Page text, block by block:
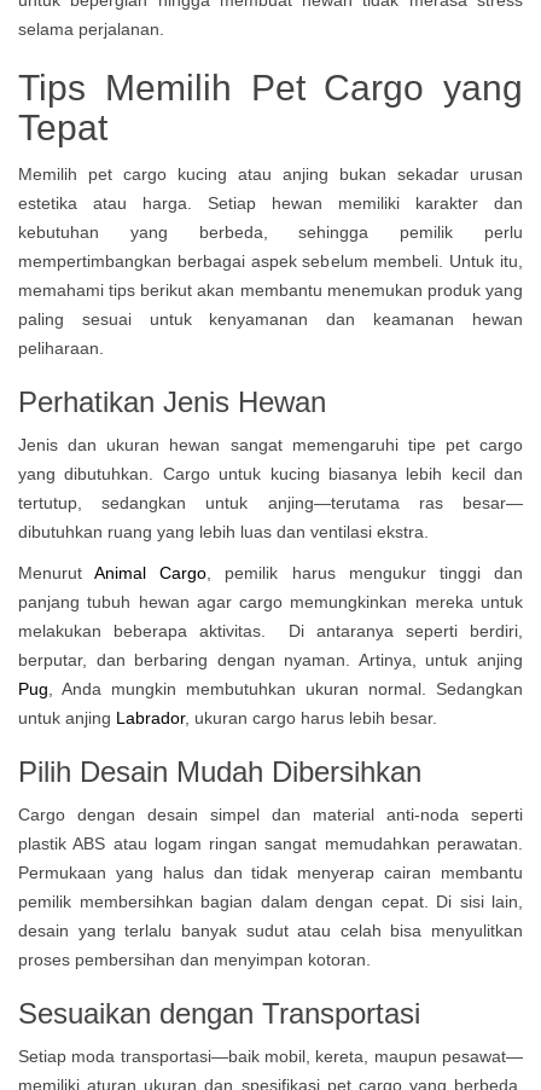
Tips Memilih Pet Cargo yang
Tepat
Memilih pet cargo kucing atau anjing bukan sekadar urusan
estetika atau harga. Setiap hewan memiliki karakter dan
kebutuhan yang berbeda, sehingga pemilik perlu
mempertimbangkan berbagai aspek sebelum membeli. Untuk itu,
memahami tips berikut akan membantu menemukan produk yang
paling sesuai untuk kenyamanan dan keamanan hewan
peliharaan.
Perhatikan Jenis Hewan
Jenis dan ukuran hewan sangat memengaruhi tipe pet cargo
yang dibutuhkan. Cargo untuk kucing biasanya lebih kecil dan
tertutup, sedangkan untuk anjing—terutama ras besar—
dibutuhkan ruang yang lebih luas dan ventilasi ekstra.
Menurut Animal Cargo , pemilik harus mengukur tinggi dan
panjang tubuh hewan agar cargo memungkinkan mereka untuk
melakukan beberapa aktivitas. Di antaranya seperti berdiri,
berputar, dan berbaring dengan nyaman. Artinya, untuk anjing
Pug , Anda mungkin membutuhkan ukuran normal. Sedangkan
untuk anjing Labrador, ukuran cargo harus lebih besar.
Pilih Desain Mudah Dibersihkan
Cargo dengan desain simpel dan material anti-noda seperti
plastik ABS atau logam ringan sangat memudahkan perawatan.
Permukaan yang halus dan tidak menyerap cairan membantu
pemilik membersihkan bagian dalam dengan cepat. Di sisi lain,
desain yang terlalu banyak sudut atau celah bisa menyulitkan
proses pembersihan dan menyimpan kotoran.
Sesuaikan dengan Transportasi
Setiap moda transportasi—baik mobil, kereta, maupun pesawat—
memiliki aturan ukuran dan spesifikasi pet cargo yang berbeda.